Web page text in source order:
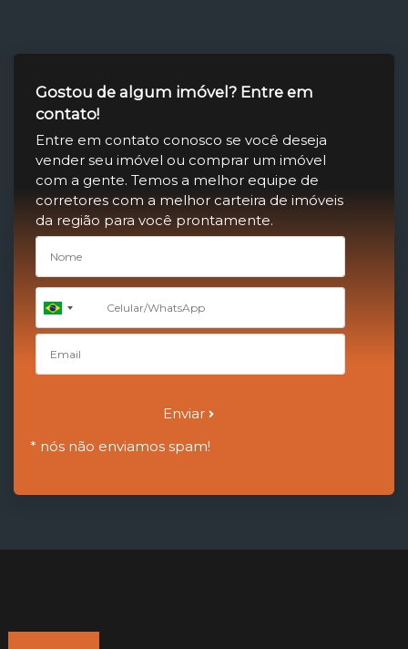
Gostou de algum imóvel? Entre em
contato!
Entre em contato conosco se você deseja
vender seu imóvel ou comprar um imóvel
com a gente. Temos a melhor equipe de
corretores com a melhor carteira de imóveis
da região para você prontamente.
Brazil
+55
Enviar
* nós não enviamos spam!